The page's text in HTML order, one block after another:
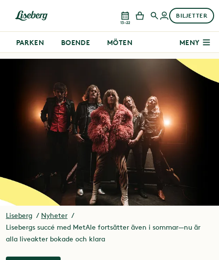
13–22
BILJETTER
PARKEN BOENDE MÖTEN MENY
Liseberg
Nyheter
Lisebergs succé med MetAle fortsätter även i sommar—nu är
alla liveakter bokade och klara